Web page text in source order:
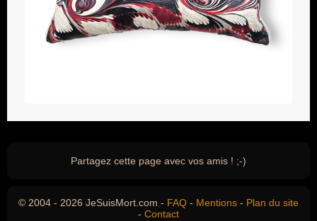
Partagez cette page avec vos amis ! ;-)
© 2004 - 2026 JeSuisMort.com - FAQ - Mentions - Plan du site
- Contact